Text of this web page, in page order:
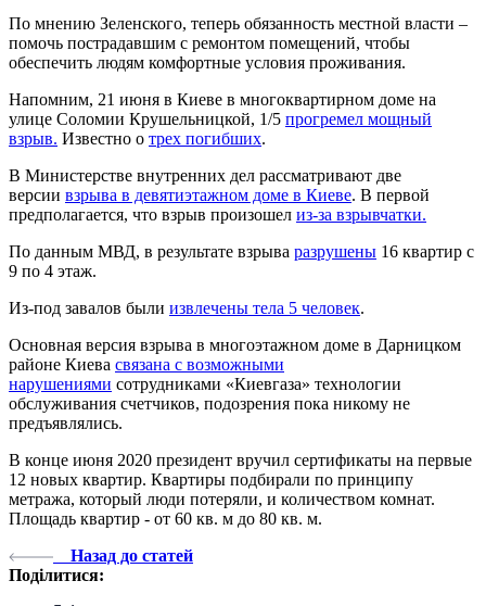
По мнению Зеленского, теперь обязанность местной власти –
помочь пострадавшим с ремонтом помещений, чтобы
обеспечить людям комфортные условия проживания.
Напомним, 21 июня в Киеве в многоквартирном доме на
улице Соломии Крушельницкой, 1/5 прогремел мощный
взрыв. Известно о трех погибших.
В Министерстве внутренних дел рассматривают две
версии взрыва в девятиэтажном доме в Киеве. В первой
предполагается, что взрыв произошел из-за взрывчатки.
По данным МВД, в результате взрыва разрушены 16 квартир с
9 по 4 этаж.
Из-под завалов были извлечены тела 5 человек.
Основная версия взрыва в многоэтажном доме в Дарницком
районе Киева связана с возможными
нарушениями сотрудниками «Киевгаза» технологии
обслуживания счетчиков, подозрения пока никому не
предъявлялись.
В конце июня 2020 президент вручил сертификаты на первые
12 новых квартир. Квартиры подбирали по принципу
метража, который люди потеряли, и количеством комнат.
Площадь квартир - от 60 кв. м до 80 кв. м.
Назад до статей
Поділитися: